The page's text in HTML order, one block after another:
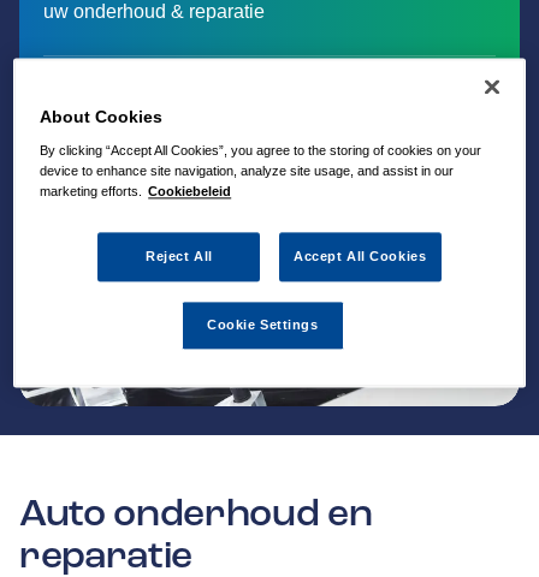
uw onderhoud & reparatie
Auto onderhoud en
reparatie
About Cookies
By clicking “Accept All Cookies”, you agree to the storing of cookies on your
device to enhance site navigation, analyze site usage, and assist in our
marketing efforts. Cookiebeleid
Reject All Accept All Cookies
Cookie Settings